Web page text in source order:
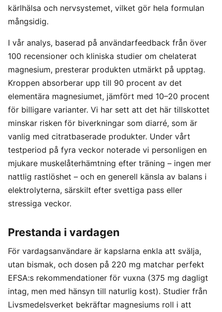
kärlhälsa och nervsystemet, vilket gör hela formulan
mångsidig.
I vår analys, baserad på användarfeedback från över
100 recensioner och kliniska studier om chelaterat
magnesium, presterar produkten utmärkt på upptag.
Kroppen absorberar upp till 90 procent av det
elementära magnesiumet, jämfört med 10–20 procent
för billigare varianter. Vi har sett att det här tillskottet
minskar risken för biverkningar som diarré, som är
vanlig med citratbaserade produkter. Under vårt
testperiod på fyra veckor noterade vi personligen en
mjukare muskelåterhämtning efter träning – ingen mer
nattlig rastlöshet – och en generell känsla av balans i
elektrolyterna, särskilt efter svettiga pass eller
stressiga veckor.
Prestanda i vardagen
För vardagsanvändare är kapslarna enkla att svälja,
utan bismak, och dosen på 220 mg matchar perfekt
EFSA:s rekommendationer för vuxna (375 mg dagligt
intag, men med hänsyn till naturlig kost). Studier från
Livsmedelsverket bekräftar magnesiums roll i att